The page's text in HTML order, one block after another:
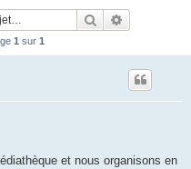
Rechercher
1 sur 1
et nous organisons en